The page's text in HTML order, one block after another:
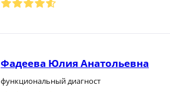
Фадеева Юлия Анатольевна
функциональный диагност